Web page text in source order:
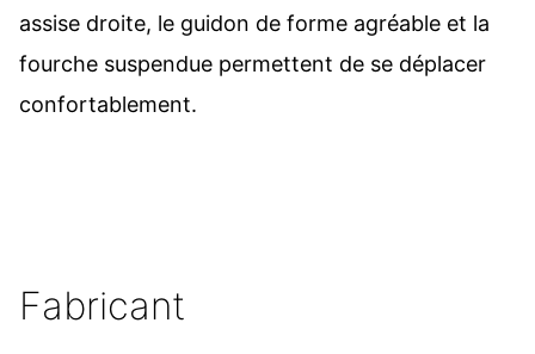
assise droite, le guidon de forme agréable et la
fourche suspendue permettent de se déplacer
confortablement.
Fabricant